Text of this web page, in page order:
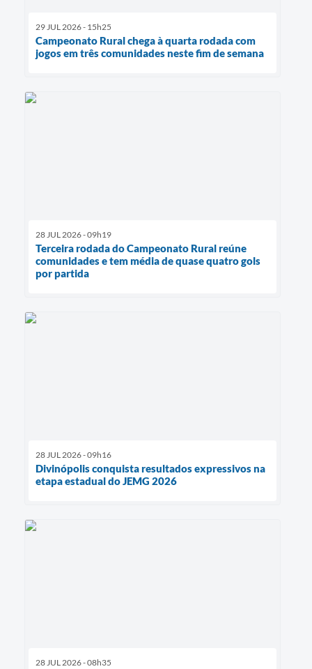
29 JUL 2026 - 15h25
Campeonato Rural chega à quarta rodada com
jogos em três comunidades neste fim de semana
28 JUL 2026 - 09h19
Terceira rodada do Campeonato Rural reúne
comunidades e tem média de quase quatro gols
por partida
28 JUL 2026 - 09h16
Divinópolis conquista resultados expressivos na
etapa estadual do JEMG 2026
28 JUL 2026 - 08h35